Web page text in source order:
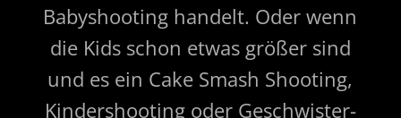
Babyshooting handelt. Oder wenn
die Kids schon etwas größer sind
und es ein Cake Smash Shooting,
Kindershooting oder Geschwister-